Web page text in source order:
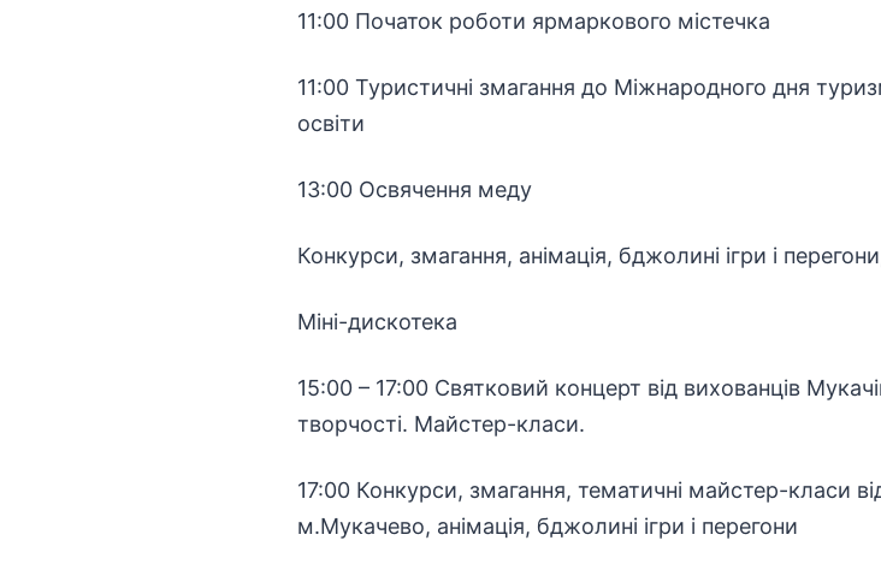
11:00 Початок роботи ярмаркового містечка
11:00 Туристичні змагання до Міжнародного дня
освіти
13:00 Освячення меду
Конкурси, змагання, анімація, бджолині ігри і
Міні-дискотека
15:00 – 17:00 Святковий концерт від вихованців
творчості. Майстер-класи.
17:00 Конкурси, змагання, тематичні майстер-класи
м.Мукачево, анімація, бджолині ігри і перегони